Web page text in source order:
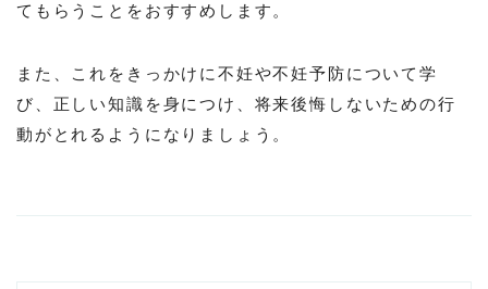
てもらうことをおすすめします。
また、これをきっかけに不妊や不妊予防について学
び、正しい知識を身につけ、将来後悔しないための行
動がとれるようになりましょう。